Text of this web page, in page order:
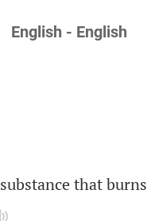
English - English
substance thatburns